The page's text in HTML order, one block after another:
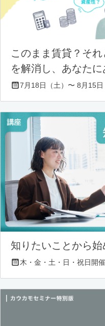
このまま賃貸？そ
を解消し、あなた
7月18日（土）〜 8月15
知りたいことから